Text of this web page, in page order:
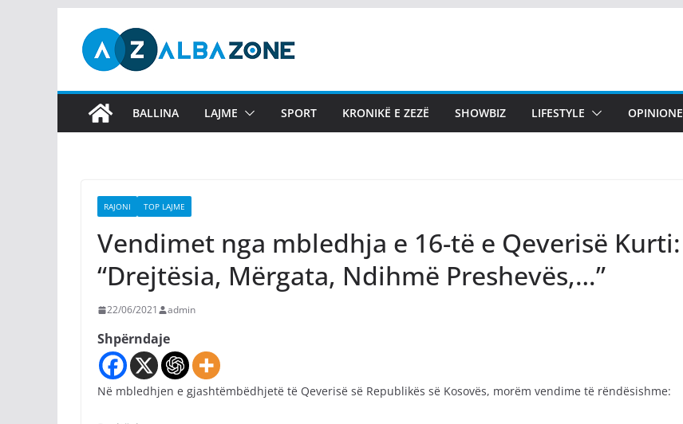
content
BALLINA LAJME SPORT KRONIKË E ZEZË SHOWBIZ LIFESTYLE OPINIONE
RAJONI TOP LAJME
Vendimet nga mbledhja e 16-të e Qeverisë Kurti:
“Drejtësia, Mërgata, Ndihmë Preshevës,…”
22/06/2021 admin
Shpërndaje
Në mbledhjen e gjashtëmbëdhjetë të Qeverisë së Republikës së Kosovës, morëm vendime të rëndësishme: